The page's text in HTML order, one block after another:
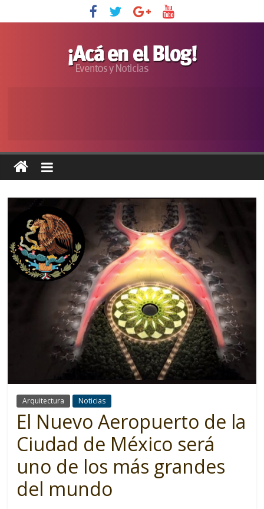
Arquitectura Noticias
El Nuevo Aeropuerto de la
Ciudad de México será
uno de los más grandes
del mundo